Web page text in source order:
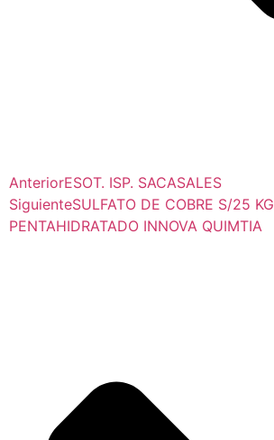
AnteriorESOT. ISP. SACASALES
SiguienteSULFATO DE COBRE S/25 KG
PENTAHIDRATADO INNOVA QUIMTIA